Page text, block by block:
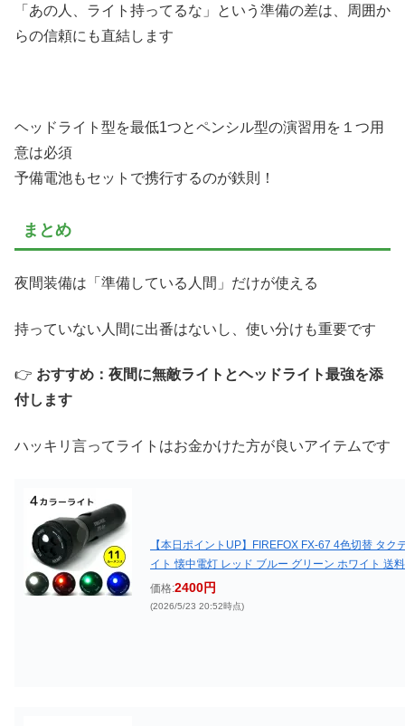
「あの人、ライト持ってるな」という準備の差は、周囲か
らの信頼にも直結します
ヘッドライト型を最低1つとペンシル型の演習用を１つ用
意は必須
予備電池もセットで携行するのが鉄則！
まとめ
夜間装備は「準備している人間」だけが使える
持っていない人間に出番はないし、使い分けも重要です
👉 おすすめ：夜間に無敵ライトとヘッドライト最強を添
付します
ハッキリ言ってライトはお金かけた方が良いアイテムです
【本日ポイントUP】FIREFOX FX-67 4色切替 タ
イト 懐中電灯 レッド ブルー グリーン ホワイト 送
価格:2400円
(2026/5/23 20:52時点)